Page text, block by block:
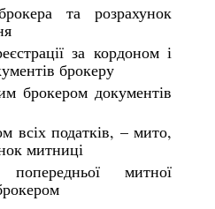
та розрахунок
за кордоном і
брокеру
брокером документів
всіх податків, – мито,
митниці
митної